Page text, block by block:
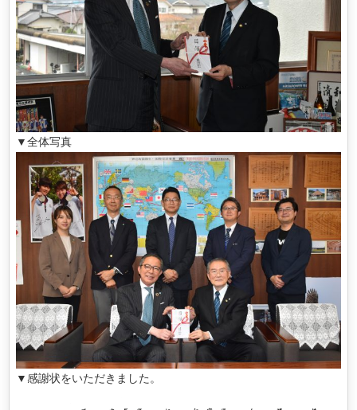
▼全体写真
▼感謝状をいただきました。